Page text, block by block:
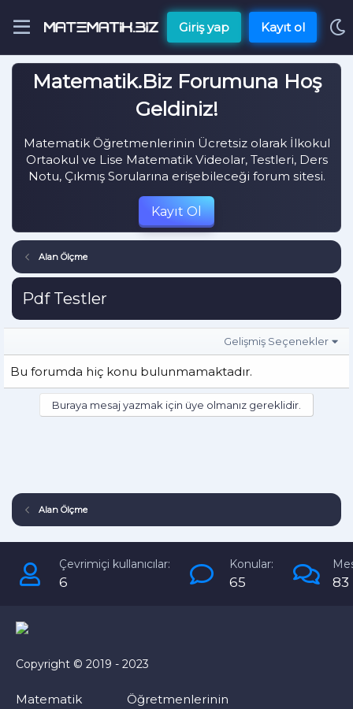
Giriş yap Kayıt ol
Matematik.Biz Forumuna Hoş
Geldiniz!
Matematik Öğretmenlerinin Ücretsiz olarak İlkokul
Ortaokul ve Lise Matematik Videolar, Testleri, Ders
Notu, Çıkmış Sorularına erişebileceği forum sitesi.
Kayıt Ol
Alan Ölçme
Pdf Testler
Gelişmiş Seçenekler
Bu forumda hiç konu bulunmamaktadır.
Buraya mesaj yazmak için üye olmanız gereklidir.
Alan Ölçme
Çevrimiçi kullanıcılar:
6
Konular:
65 83
Copyright © 2019 - 2023
Matematik Öğretmenlerinin